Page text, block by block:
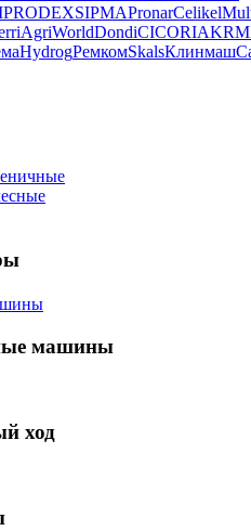
SIPMAPronarCelikel
AgriWorldDondiCICORIA
HydrogРемкомSkalsКлинмаш
машины
ход